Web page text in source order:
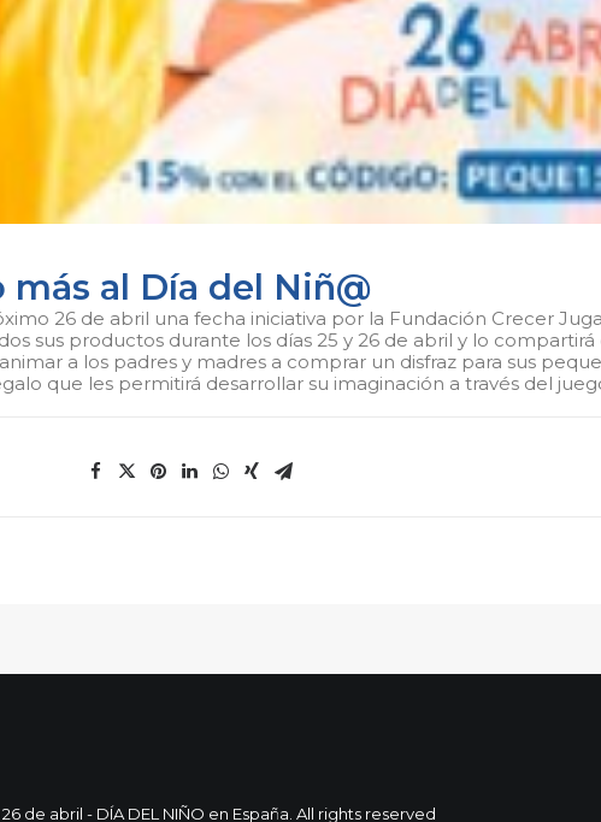
al Día del Niñ@
26 de abril una fecha iniciativa por la Fundación Crecer
sus productos durante los días 25 y 26 de abril y lo
a los padres y madres a comprar un disfraz para sus
que les permitirá desarrollar su imaginación a través del
de abril - DÍA DEL NIÑO en España. All rights reserved